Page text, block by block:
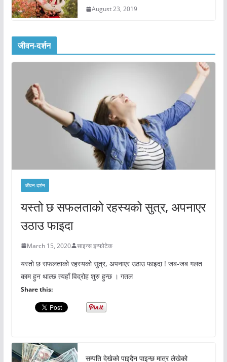
August 23, 2019
जीवन-दर्शन
जीवन-दर्शन
यस्तो छ सफलताको रहस्यको सुत्र, अपनाएर
उठाउ फाइदा
March 15, 2020 साइन्स इन्फोटेक
यस्तो छ सफलताको रहस्यको सुत्र, अपनाएर उठाउ फाइदा ! जब-जब गलत
काम हुन थाल्छ त्यहाँ विद्रोह शुरु हुन्छ । गतल
Share this:
सम्पति देखेको पाइदैन पाइन्छ मात्र लेखेको